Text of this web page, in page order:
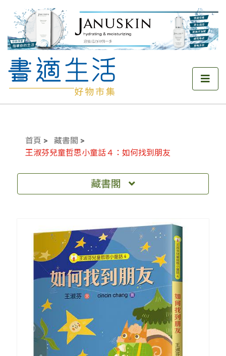
首頁
藏書閣
王淑芬兒童哲思小童話４：如何找到朋友
藏書閣